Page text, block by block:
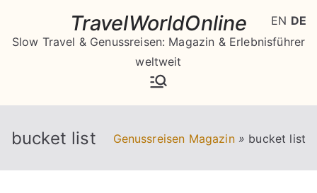
springen
TravelWorldOnline
Slow Travel & Genussreisen: Magazin & Erlebnisführer
weltweit
bucket list Genussreisen Magazin » bucket list
EN DE